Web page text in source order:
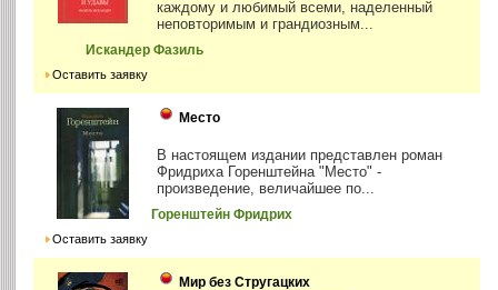
каждому и любимый всеми, наделенный
неповторимым и грандиозным...
Искандер Фазиль
Оставить заявку
Место
В настоящем издании представлен роман
Фридриха Горенштейна "Место" -
произведение, величайшее по...
Горенштейн Фридрих
Оставить заявку
Мир без Стругацких